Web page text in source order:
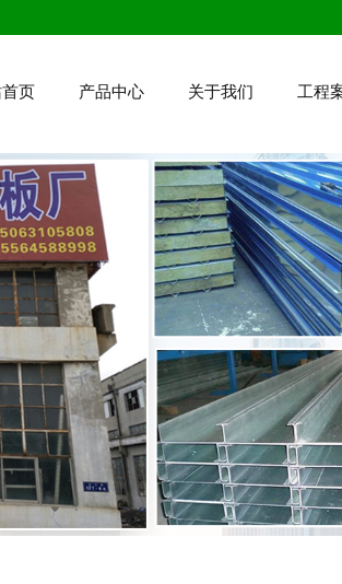
页 产品中心 关于我们 工程